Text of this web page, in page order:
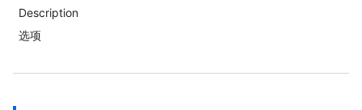
Description
选项